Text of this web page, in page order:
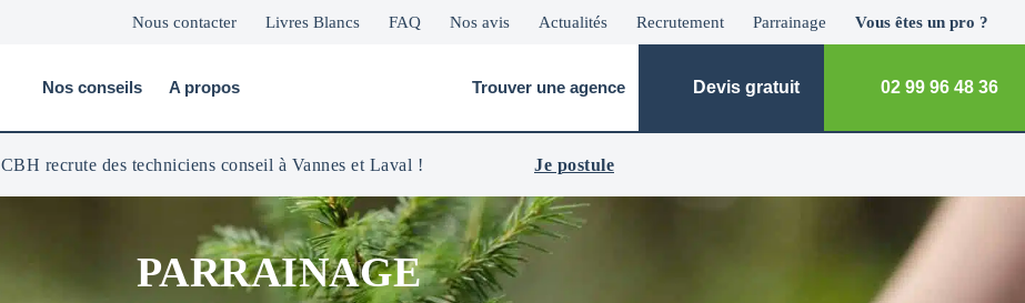
Nous contacter Livres Blancs FAQ Nos avis Actualités Recrutement Parrainage Vous êtes un pro ?
Nos conseils A propos Trouver une agence Devis gratuit 02 99 96 48 36
CBH recrute des techniciens conseil à Vannes et Laval ! Je postule
PARRAINAGE